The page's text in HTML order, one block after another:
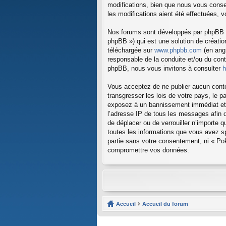
modifications, bien que nous vous
les modifications aient été effectuées,
Nos forums sont développés par
phpBB ») qui est une solution de
téléchargée sur www.phpbb.com (en
responsable de la conduite et/ou du
phpBB, nous vous invitons à consulter
Vous acceptez de ne publier aucun
transgresser les lois de votre pays, le
exposez à un bannissement immédiat
l’adresse IP de tous les messages afin
de déplacer ou de verrouiller n’importe
toutes les informations que vous avez
partie sans votre consentement, ni «
compromettre vos données.
Accueil Accueil du forum